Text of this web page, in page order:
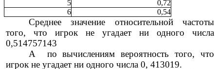
5
0,72
6
0,54
Среднее значение относительной частоты
того, что игрок не угадает ни одного числа
0,514757143
А по вычислениям вероятность того, что
игрок не угадает ни одного числа 0, 413019.